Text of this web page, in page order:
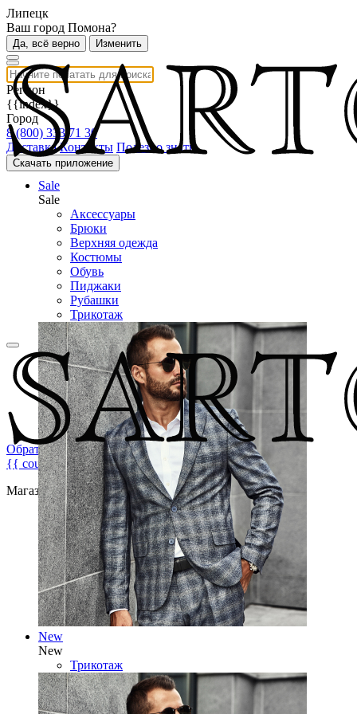
Липецк
Ваш город Помона?
Да, всё верно Изменить
Регион
{{index}}
Город
8 (800) 333 71 30
Доставка Контакты Полезно знать
Скачать приложение
Обратная связь
{{ count }}
Магазин брендовой мужской одежды
Sale
Sale
Аксессуары
Брюки
Верхняя одежда
Костюмы
Обувь
Пиджаки
Рубашки
Трикотаж
New
New
Трикотаж